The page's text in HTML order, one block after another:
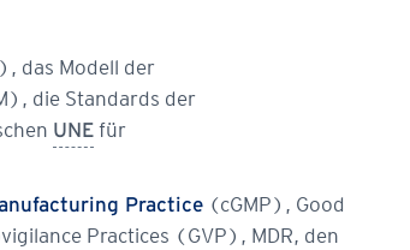
das Modell der
die Standards der
UNEfür
Practice(cGMP), Good
Practices (GVP), MDR, den